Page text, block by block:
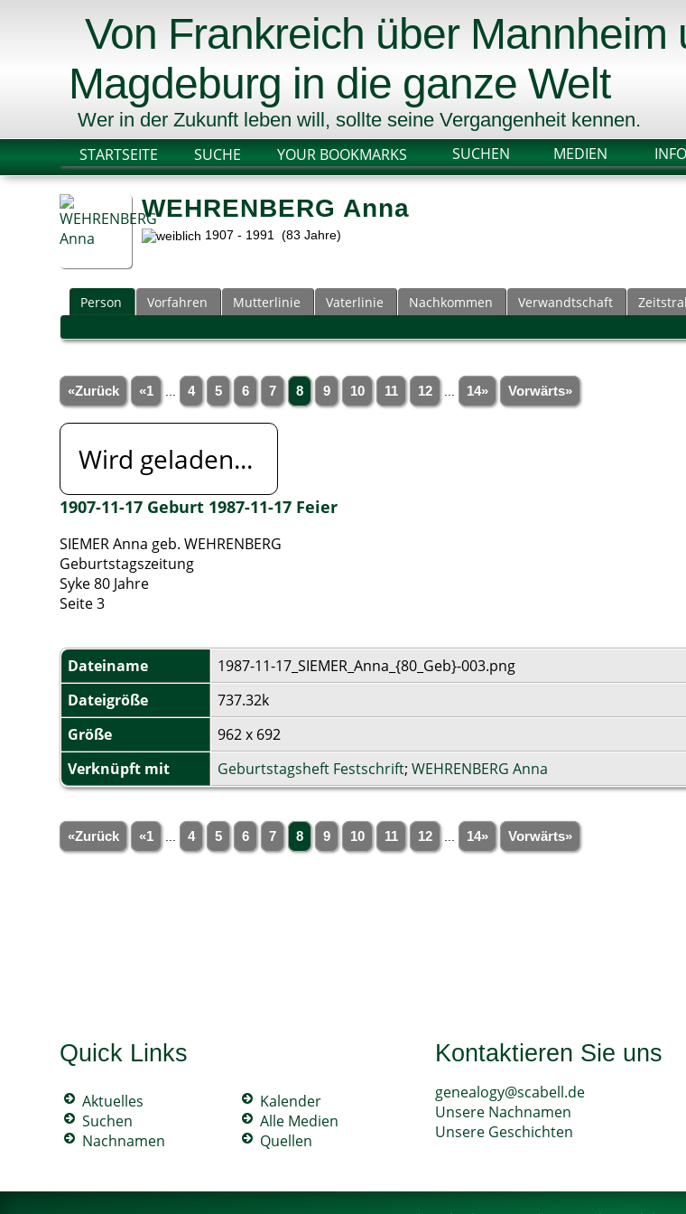
Von Frankreich über Mannheim
Magdeburg in die ganze Welt
Wer in der Zukunft leben will, sollte seine Vergangenheit kennen.
STARTSEITE SUCHE YOUR BOOKMARKS SUCHEN MEDIEN INFO
WEHRENBERG Anna
1907 - 1991 (83 Jahre)
Person Vorfahren Mutterlinie Vaterlinie Nachkommen Verwandtschaft
«Zurück «1 4 5 6 7 8 9 10 11 12 14» Vorwärts»
Wird geladen...
1907-11-17 Geburt 1987-11-17 Feier
SIEMER Anna geb. WEHRENBERG
Geburtstagszeitung
Syke 80 Jahre
Seite 3
Dateiname
1987-11-17_SIEMER_Anna_{80_Geb}-003.png
Dateigröße
737.32k
Größe
962 x 692
Verknüpft mit
Geburtstagsheft Festschrift; WEHRENBERG Anna
«Zurück «1 4 5 6 7 8 9 10 11 12 14» Vorwärts»
Quick Links
Aktuelles
Suchen
Nachnamen
Kalender
Alle Medien
Quellen
Kontaktieren Sie uns
genealogy@scabell.de
Unsere Nachnamen
Unsere Geschichten